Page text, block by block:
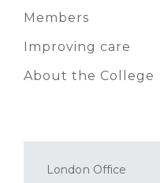
Members
Improving care
About the College
London Office